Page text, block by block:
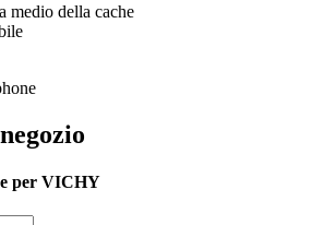
medio della cache
per VICHY